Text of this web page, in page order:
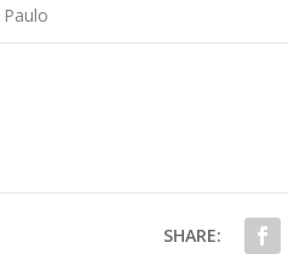
Paulo
SHARE: